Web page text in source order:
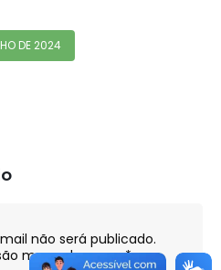
DE 2024
não será publicado.
marcados com*